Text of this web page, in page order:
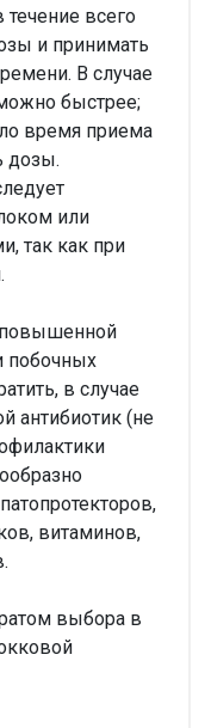
всего
и принимать
В случае
быстрее;
время приема
дозы.
или
так как при
повышенной
побочных
в случае
антибиотик (не
витаминов,
выбора в